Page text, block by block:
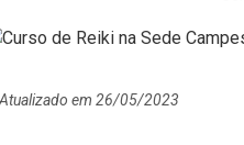
Atualizado em 26/05/2023